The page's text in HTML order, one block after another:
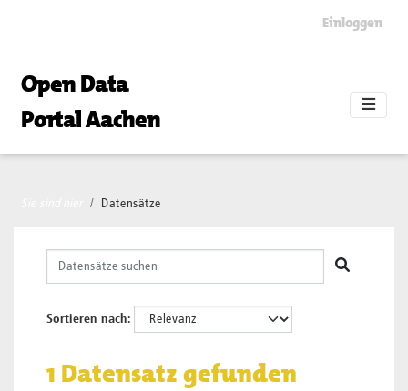
Einloggen
Open Data
Portal Aachen
Datensätze
Sortieren nach
1 Datensatz gefunden